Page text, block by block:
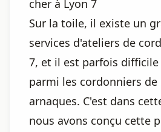
cher à Lyon 7
Sur la toile, il existe un
services d'ateliers de
7, et il est parfois
parmi les cordonniers
arnaques. C'est dans
nous avons conçu cette